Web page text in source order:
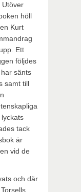
Utöver
höll
Kurt
Ett
följdes
sänts
samt till
tack
är
vid de
och där